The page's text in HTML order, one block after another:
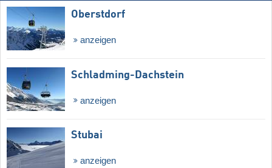
Oberstdorf
anzeigen
Schladming-Dachstein
anzeigen
Stubai
anzeigen